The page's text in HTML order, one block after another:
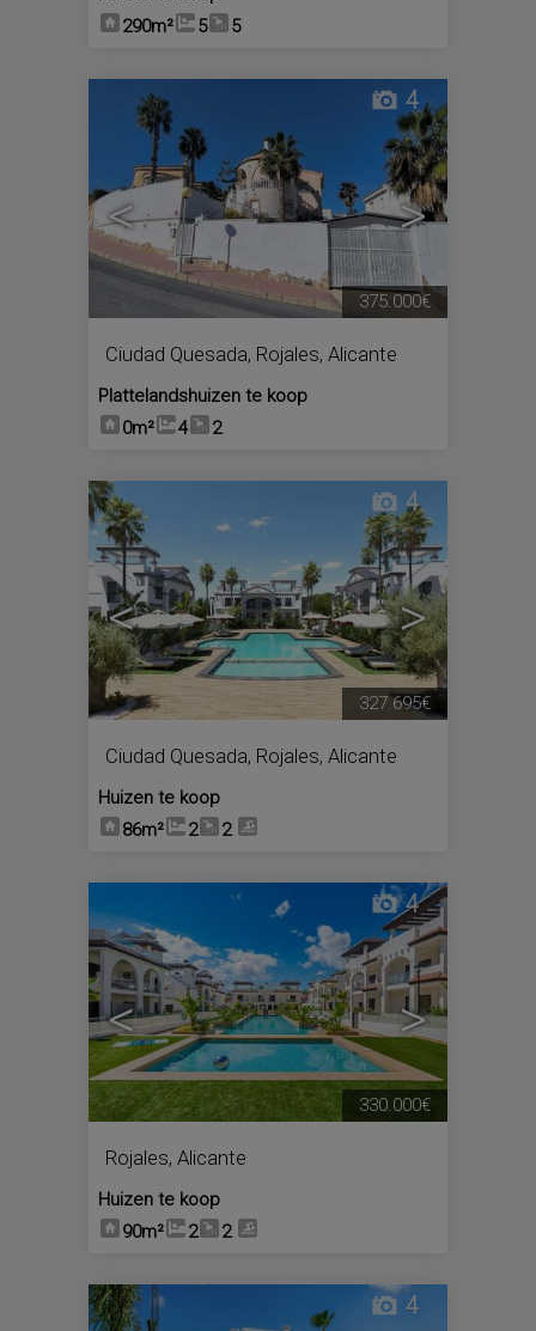
290m²
5 5
< >
4
Ciudad Quesada, Rojales, Alicante
Plattelandshuizen te koop
0m²
4 2
375.000€
< >
4
Ciudad Quesada, Rojales, Alicante
Huizen te koop
86m²
2 2
327.695€
< >
4
Rojales, Alicante
Huizen te koop
90m²
2 2
330.000€
4